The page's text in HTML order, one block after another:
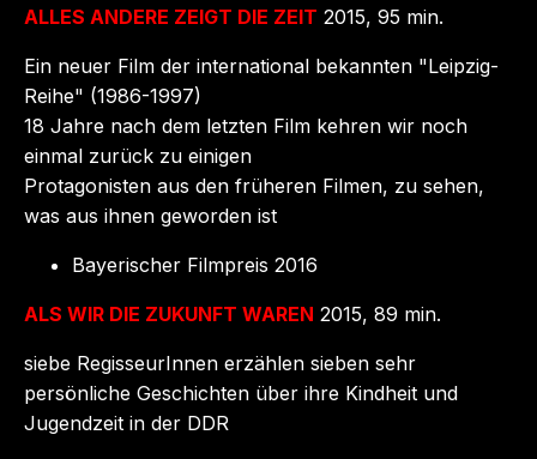
ALLES ANDERE ZEIGT DIE ZEIT 2015, 95 min.
Ein neuer Film der international bekannten "Leipzig-
Reihe" (1986-1997)
18 Jahre nach dem letzten Film kehren wir noch
einmal zurück zu einigen
Protagonisten aus den früheren Filmen, zu sehen,
was aus ihnen geworden ist
Bayerischer Filmpreis 2016
ALS WIR DIE ZUKUNFT WAREN 2015, 89 min.
siebe RegisseurInnen erzählen sieben sehr
persönliche Geschichten über ihre Kindheit und
Jugendzeit in der DDR